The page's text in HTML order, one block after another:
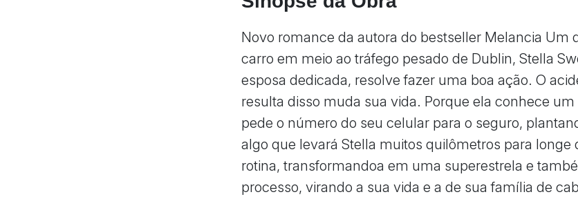
Novo romance da autora do bestseller Melancia Um
carro em meio ao tráfego pesado de Dublin, Stella
esposa dedicada, resolve fazer uma boa ação. O
resulta disso muda sua vida. Porque ela conhece
pede o número do seu celular para o seguro,
algo que levará Stella muitos quilômetros para longe
rotina, transformandoa em uma superestrela e
processo, virando a sua vida e a de sua família de